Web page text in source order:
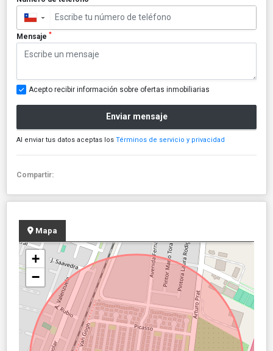
▼
Mensaje *
Acepto recibir información sobre ofertas inmobiliarias
Enviar mensaje
Al enviar tus datos aceptas los Términos de servicio y privacidad
Compartir:
Mapa
+
−